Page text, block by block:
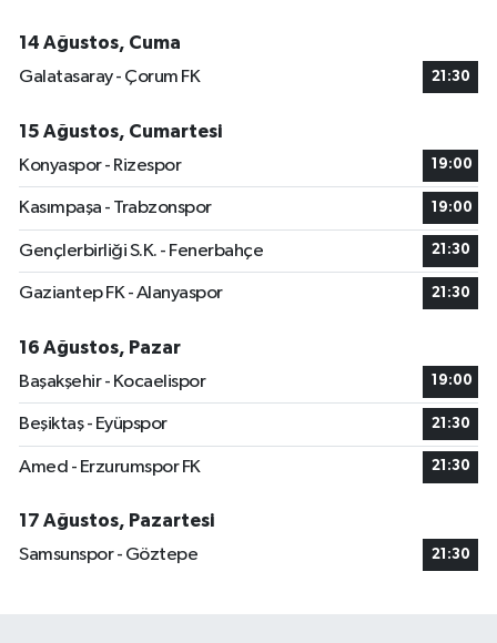
14 Ağustos, Cuma
Galatasaray - Çorum FK
21:30
15 Ağustos, Cumartesi
Konyaspor - Rizespor
19:00
Kasımpaşa - Trabzonspor 19:00
Gençlerbirliği S.K. - Fenerbahçe 21:30
Gaziantep FK - Alanyaspor 21:30
16 Ağustos, Pazar
Başakşehir - Kocaelispor
19:00
Beşiktaş - Eyüpspor 21:30
Amed - Erzurumspor FK 21:30
17 Ağustos, Pazartesi
Samsunspor - Göztepe
21:30